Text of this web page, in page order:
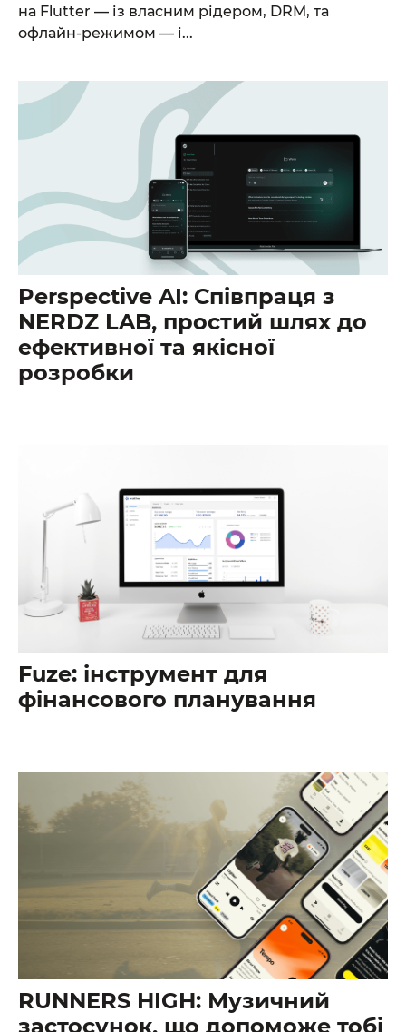
на Flutter — із власним рідером, DRM, та
офлайн-режимом — і...
Perspective AI: Співпраця з
NERDZ LAB, простий шлях до
ефективної та якісної
розробки
Fuze: інструмент для
фінансового планування
RUNNERS HIGH: Музичний
застосунок, що допоможе тобі